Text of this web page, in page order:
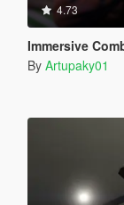
4.73
Immersive
By Artupaky01